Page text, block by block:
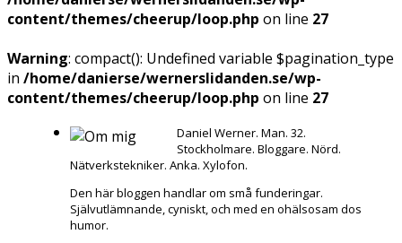
content/themes/cheerup/loop.php on line 27
Warning: compact(): Undefined variable $pagination_type
in /home/danierse/wernerslidanden.se/wp-
content/themes/cheerup/loop.php on line 27
Daniel Werner. Man. 32.
Stockholmare. Bloggare. Nörd.
Nätverkstekniker. Anka. Xylofon.
Den här bloggen handlar om små funderingar.
Självutlämnande, cyniskt, och med en ohälsosam dos
humor.